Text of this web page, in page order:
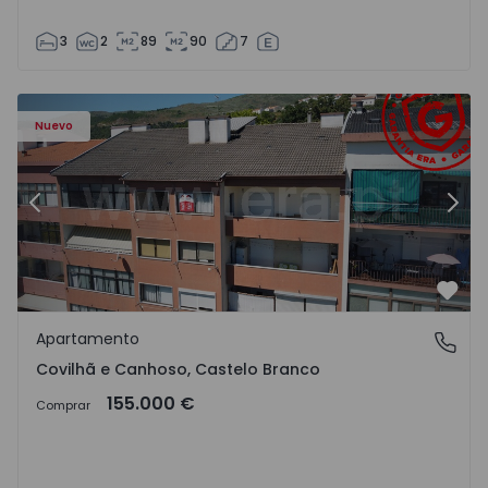
3 2 89 90 7
Nuevo
- 18
Apartamento T2 Covilhã, Covilhã e Canhoso - 1497806 -
Anterior
Covilhã e Canhoso, Castelo Branco
Apartamento
Covilhã e Canhoso, Castelo Branco
Comprar 155.000 €